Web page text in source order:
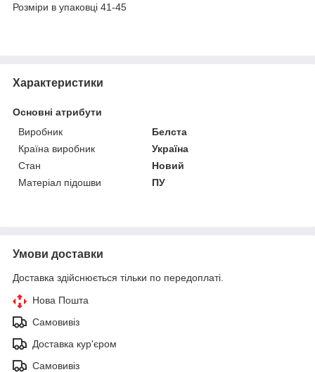
Розміри в упаковці 41-45
Характеристики
Основні атрибути
Виробник
Белста
Країна виробник
Україна
Стан
Новий
Матеріал підошви
ПУ
Умови доставки
Доставка здійснюється тільки по передоплаті.
Нова Пошта
Самовивіз
Доставка кур'єром
Самовивіз